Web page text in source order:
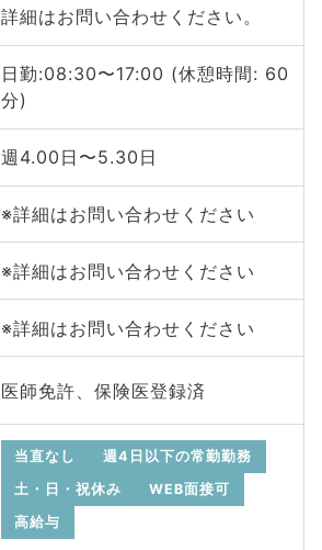
詳細はお問い合わせください。
日勤:08:30〜17:00 (休憩時間: 60
分)
週4.00日〜5.30日
※詳細はお問い合わせください
※詳細はお問い合わせください
※詳細はお問い合わせください
医師免許、保険医登録済
当直なし
週4日以下の常勤勤務
土・日・祝休み
WEB面接可
高給与